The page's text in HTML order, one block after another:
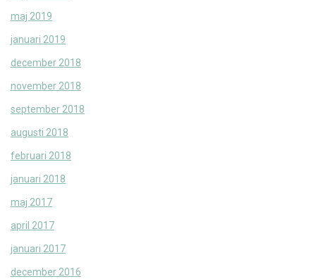
maj 2019
januari 2019
december 2018
november 2018
september 2018
augusti 2018
februari 2018
januari 2018
maj 2017
april 2017
januari 2017
december 2016